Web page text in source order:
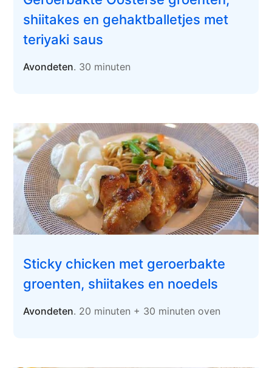
shiitakes en gehaktballetjes met
teriyaki saus
Avondeten. 30 minuten
Sticky chicken met geroerbakte
groenten, shiitakes en noedels
Avondeten. 20 minuten + 30 minuten oven